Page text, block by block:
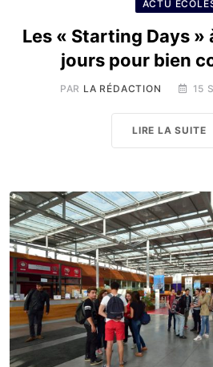
ACTU
Les « Starting Days »
jours pour bien
PAR LA RÉDACTION 15
LIRE LA SUITE